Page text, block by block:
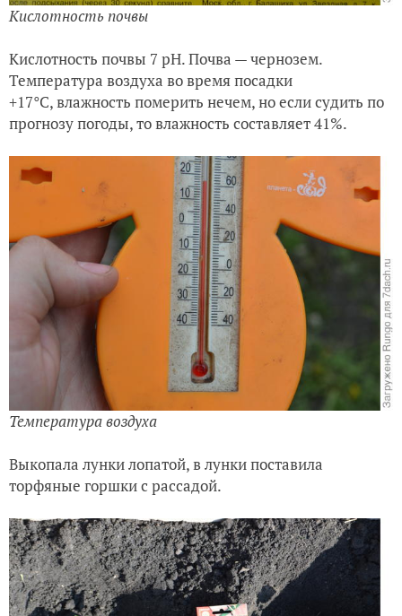
Кислотность почвы
Кислотность почвы 7 рН. Почва — чернозем.
Температура воздуха во время посадки
+17°С, влажность померить нечем, но если судить по
прогнозу погоды, то влажность составляет 41%.
Температура воздуха
Выкопала лунки лопатой, в лунки поставила
торфяные горшки с рассадой.